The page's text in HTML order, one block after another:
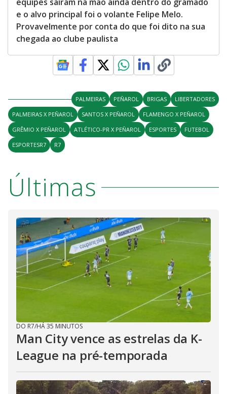
e o alvo principal foi o volante Felipe Melo.
Provavelmente por conta do que foi dito na sua
chegada ao clube paulista
PALMEIRAS PEÑAROL BRIGAS
LIBERTADORES
PALMEIRAS X PEÑAROL
SANTOS X PEÑAROL
FLAMENGO X PEÑAROL
GRÊMIO X PEÑAROL
ATLÉTICO-PR X PEÑAROL ESPORTES
FUTEBOL
ESPORTESR7
R7
Últimas
DO R7/HÁ 35 MINUTOS
Man City vence as estrelas da K-
League na pré-temporada